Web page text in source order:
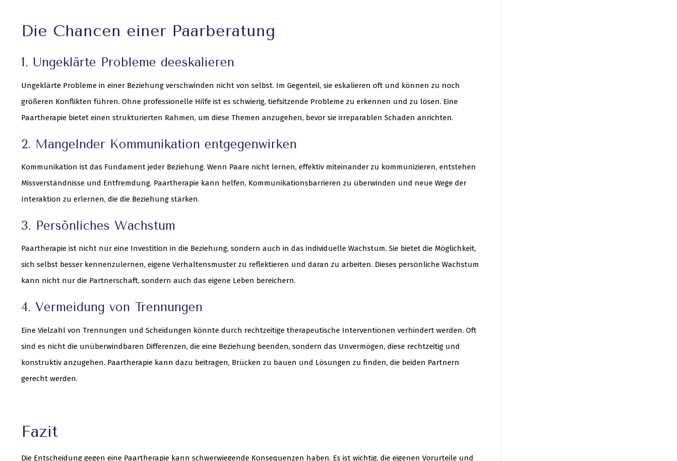
Die Chancen einer Paarberatung
1. Ungeklärte Probleme deeskalieren
Ungeklärte Probleme in einer Beziehung verschwinden nicht von selbst. Im Gegenteil, sie eskalieren oft und können zu noch
größeren Konflikten führen. Ohne professionelle Hilfe ist es schwierig, tiefsitzende Probleme zu erkennen und zu lösen. Eine
Paartherapie bietet einen strukturierten Rahmen, um diese Themen anzugehen, bevor sie irreparablen Schaden anrichten.
2. Mangelnder Kommunikation entgegenwirken
Kommunikation ist das Fundament jeder Beziehung. Wenn Paare nicht lernen, effektiv miteinander zu kommunizieren, entstehen
Missverständnisse und Entfremdung. Paartherapie kann helfen, Kommunikationsbarrieren zu überwinden und neue Wege der
Interaktion zu erlernen, die die Beziehung stärken.
3. Persönliches Wachstum
Paartherapie ist nicht nur eine Investition in die Beziehung, sondern auch in das individuelle Wachstum. Sie bietet die Möglichkeit,
sich selbst besser kennenzulernen, eigene Verhaltensmuster zu reflektieren und daran zu arbeiten. Dieses persönliche Wachstum
kann nicht nur die Partnerschaft, sondern auch das eigene Leben bereichern.
4. Vermeidung von Trennungen
Eine Vielzahl von Trennungen und Scheidungen könnte durch rechtzeitige therapeutische Interventionen verhindert werden. Oft
sind es nicht die unüberwindbaren Differenzen, die eine Beziehung beenden, sondern das Unvermögen, diese rechtzeitig und
konstruktiv anzugehen. Paartherapie kann dazu beitragen, Brücken zu bauen und Lösungen zu finden, die beiden Partnern
gerecht werden.
Fazit
Die Entscheidung gegen eine Paartherapie kann schwerwiegende Konsequenzen haben. Es ist wichtig, die eigenen Vorurteile und